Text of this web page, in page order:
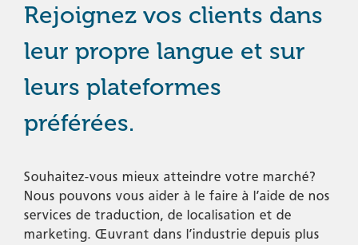
Rejoignez vos clients dans
leur propre langue et sur
leurs plateformes
préférées.
Souhaitez-vous mieux atteindre votre marché?
Nous pouvons vous aider à le faire à l’aide de nos
services de traduction, de localisation et de
marketing. Œuvrant dans l’industrie depuis plus